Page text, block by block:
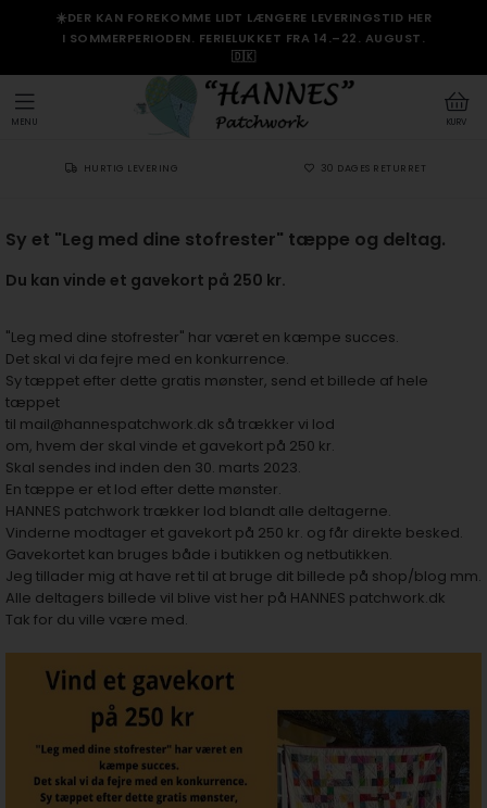
☀️DER KAN FOREKOMME LIDT LÆNGERE LEVERINGSTID HER
I SOMMERPERIODEN. FERIELUKKET FRA 14.–22. AUGUST.
🇩🇰
KURV
MENU
HURTIG LEVERING 30 DAGES RETURRET
Sy et "Leg med dine stofrester" tæppe og deltag.
Du kan vinde et gavekort på 250 kr.
"Leg med dine stofrester" har været en kæmpe succes.
Det skal vi da fejre med en konkurrence.
Sy tæppet efter dette gratis mønster, send et billede af hele
tæppet
til mail@hannespatchwork.dk så trækker vi lod
om, hvem der skal vinde et gavekort på 250 kr.
Skal sendes ind inden den 30. marts 2023.
En tæppe er et lod efter dette mønster.
HANNES patchwork trækker lod blandt alle deltagerne.
Vinderne modtager et gavekort på 250 kr. og får direkte besked.
Gavekortet kan bruges både i butikken og netbutikken.
Jeg tillader mig at have ret til at bruge dit billede på shop/blog mm.
Alle deltagers billede vil blive vist her på HANNES patchwork.dk
Tak for du ville være med.